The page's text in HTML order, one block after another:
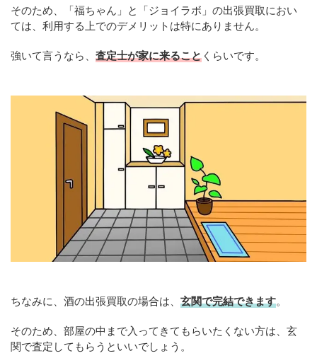
そのため、「福ちゃん」と「ジョイラボ」の出張買取におい
ては、利用する上でのデメリットは特にありません。
強いて言うなら、 査定士が家に来ること くらいです。
ちなみに、酒の出張買取の場合は、 玄関で完結できます。
そのため、部屋の中まで入ってきてもらいたくない方は、玄
関で査定してもらうといいでしょう。